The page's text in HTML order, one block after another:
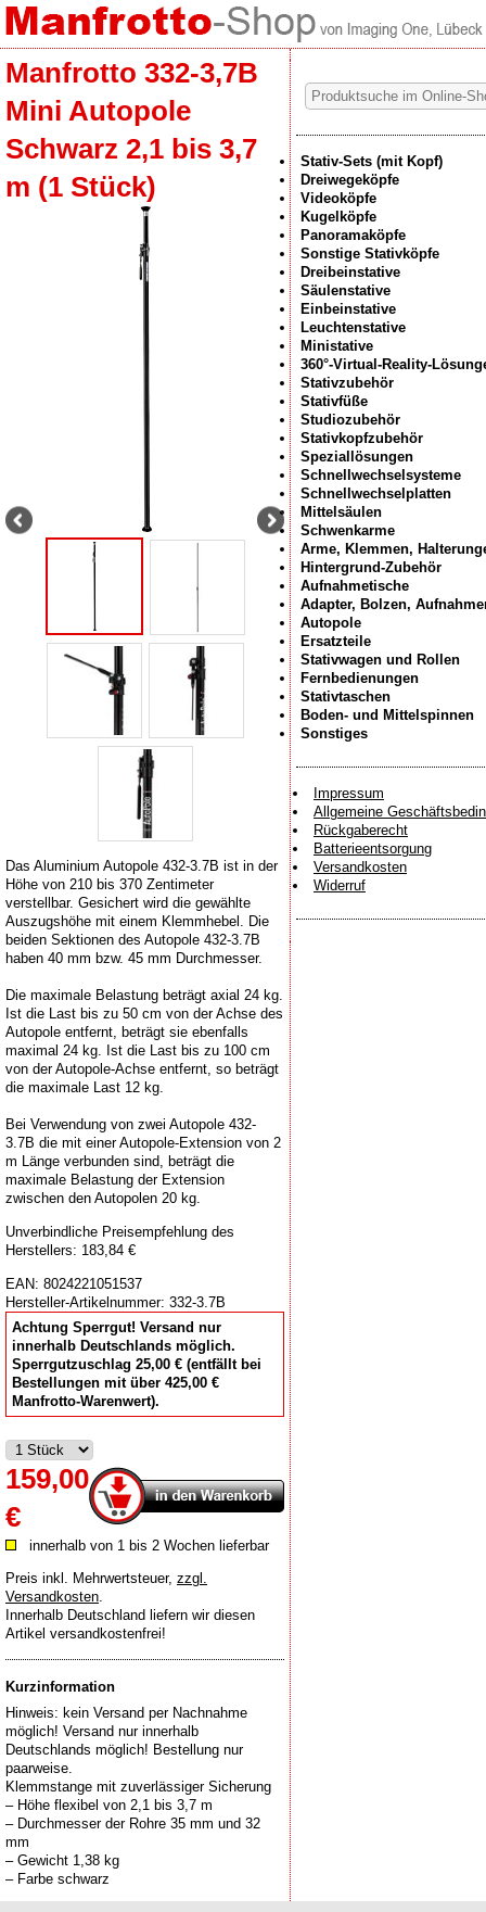
Manfrotto 332-3,7B
Mini Autopole
Schwarz 2,1 bis 3,7
m (1 Stück)
Das Aluminium Autopole 432-3.7B ist in der
Höhe von 210 bis 370 Zentimeter
verstellbar. Gesichert wird die gewählte
Auszugshöhe mit einem Klemmhebel. Die
beiden Sektionen des Autopole 432-3.7B
haben 40 mm bzw. 45 mm Durchmesser.
Die maximale Belastung beträgt axial 24 kg.
Ist die Last bis zu 50 cm von der Achse des
Autopole entfernt, beträgt sie ebenfalls
maximal 24 kg. Ist die Last bis zu 100 cm
von der Autopole-Achse entfernt, so beträgt
die maximale Last 12 kg.
Bei Verwendung von zwei Autopole 432-
3.7B die mit einer Autopole-Extension von 2
m Länge verbunden sind, beträgt die
maximale Belastung der Extension
zwischen den Autopolen 20 kg.
Unverbindliche Preisempfehlung des
Herstellers: 183,84 €
EAN: 8024221051537
Hersteller-Artikelnummer: 332-3.7B
Achtung Sperrgut! Versand nur
innerhalb Deutschlands möglich.
Sperrgutzuschlag 25,00 € (entfällt bei
Bestellungen mit über 425,00 €
Manfrotto-Warenwert).
159,00
€
innerhalb von 1 bis 2 Wochen lieferbar
Preis inkl. Mehrwertsteuer, zzgl.
Versandkosten
Innerhalb Deutschland liefern wir diesen
Artikel versandkostenfrei!
Kurzinformation
Hinweis: kein Versand per Nachnahme
möglich! Versand nur innerhalb
Deutschlands möglich! Bestellung nur
paarweise.
Klemmstange mit zuverlässiger Sicherung
– Höhe flexibel von 2,1 bis 3,7 m
– Durchmesser der Rohre 35 mm und 32
mm
– Gewicht 1,38 kg
Stativ-Sets (mit Kopf)
Dreiwegeköpfe
Videoköpfe
Kugelköpfe
Panoramaköpfe
Sonstige Stativköpfe
Dreibeinstative
Säulenstative
Einbeinstative
Leuchtenstative
Ministative
360°-Virtual-Reality-
Stativzubehör
Stativfüße
Studiozubehör
Stativkopfzubehör
Speziallösungen
Schnellwechselsysteme
Schnellwechselplatten
Mittelsäulen
Schwenkarme
Arme, Klemmen,
Hintergrund-Zubehör
Aufnahmetische
Adapter, Bolzen,
Autopole
Ersatzteile
Stativwagen und Rollen
Fernbedienungen
Stativtaschen
Boden- und Mittelspinnen
Sonstiges
Impressum
Allgemeine
Rückgaberecht
Batterieentsorgung
Versandkosten
Widerruf